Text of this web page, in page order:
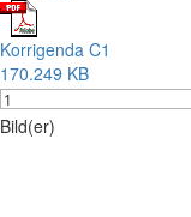
Korrigenda C1
170.249 KB
Bild(er)